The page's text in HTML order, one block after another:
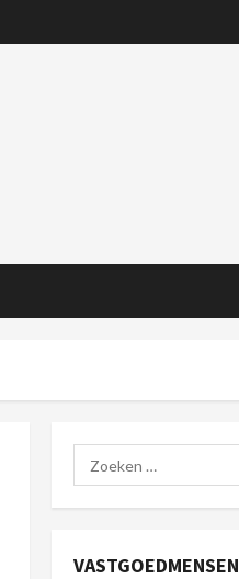
VASTGOEDMENSEN